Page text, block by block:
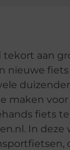
aan
nieuwe
maken
fiets
In